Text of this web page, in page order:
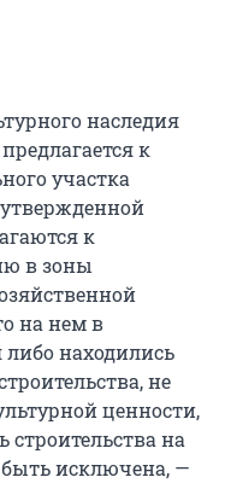
наследия
к
участка
утвержденной
к
в зоны
на нем в
находились
не
ценности,
строительства на
исключена, —